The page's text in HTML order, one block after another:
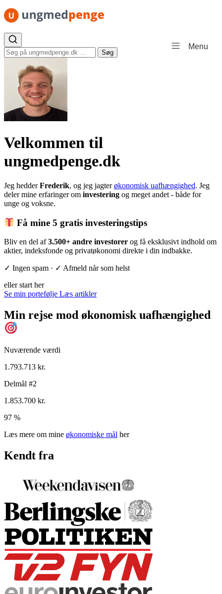
Spring til indhold
Menu
Søg efter: Søg
Velkommen til
ungmedpenge.dk
Jeg hedderFrederik, og jeg jagterøkonomisk uafhængighed. Jeg
deler mine erfaringer om investering og meget andet - både for
unge og voksne.
Få mine 5 gratis investeringstips
Bliv en del af3.500+ andre investorer og få eksklusivt indhold om
aktier, indeksfonde og privatøkonomi direkte i din indbakke.
✓ Ingen spam · ✓ Afmeld når som helst
eller start her
Se min portefølje Læs artikler
Min rejse mod økonomisk uafhængighed
Nuværende værdi
1.793.713 kr.
Delmål #2
1.853.700 kr.
97 %
Læs mere om mine økonomiske mål her
Kendt fra